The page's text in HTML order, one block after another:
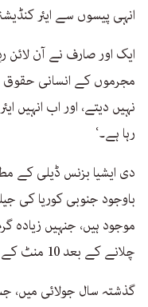
انہی پیسوں سے ایئر
ایک اور صارف نے آن لائن
مجرموں کے انسانی حقوق
نہیں دیتے، اور اب انہیں
رہا ہے۔‘
دی ایشیا بزنس ڈیلی کے
باوجود جنوبی کوریا کی
چلانے کے بعد 10 منٹ کے لیے بند کر دیا جاتا ہے۔
گذشتہ سال جولائی میں،